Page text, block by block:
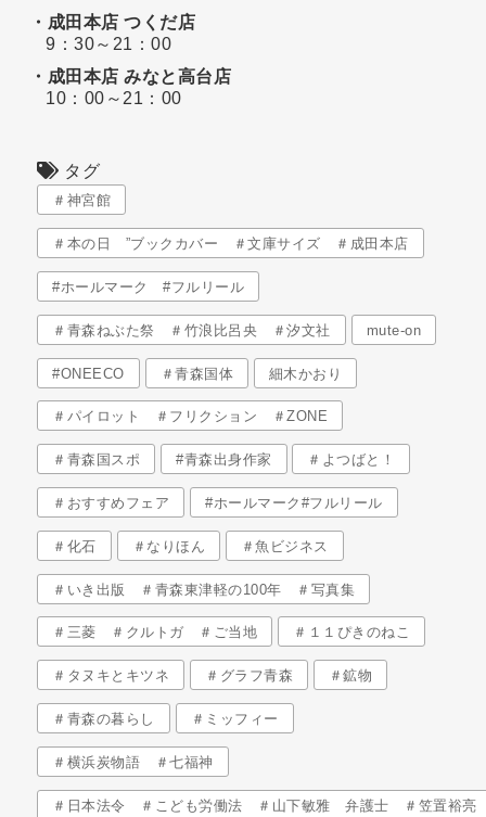
・成田本店 つくだ店
9：30～21：00
・成田本店 みなと高台店
10：00～21：00
タグ
＃神宮館
＃本の日 ”ブックカバー ＃文庫サイズ ＃成田本店
#ホールマーク #フルリール
＃青森ねぶた祭 ＃竹浪比呂央 ＃汐文社 mute-on
#ONEECO ＃青森国体 細木かおり
＃パイロット ＃フリクション ＃ZONE
＃青森国スポ #青森出身作家 ＃よつばと！
＃おすすめフェア #ホールマーク#フルリール
＃化石 ＃なりほん ＃魚ビジネス
＃いき出版 ＃青森東津軽の100年 ＃写真集
＃三菱 ＃クルトガ ＃ご当地 ＃１１ぴきのねこ
＃タヌキとキツネ ＃グラフ青森 ＃鉱物
＃青森の暮らし ＃ミッフィー
＃横浜炭物語 ＃七福神
＃日本法令 ＃こども労働法 ＃山下敏雅 弁護士 ＃笠置裕亮